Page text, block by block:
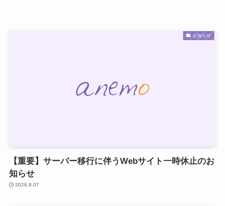
お知らせ
【重要】サーバー移行に伴うWebサイト一時休止のお
知らせ
2026.8.07